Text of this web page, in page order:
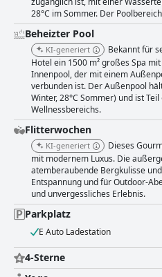
28°C im Sommer. Der
Beheizter Pool
KI-generiert
Bekannt für
Hotel ein 1500 m² großes Spa
Innenpool, der mit einem
verbunden ist. Der Außenpool
Winter, 28°C Sommer) und ist
Wellnessbereichs.
Flitterwochen
KI-generiert
Dieses
mit modernem Luxus. Die
atemberaubende Bergkulisse
Entspannung und für Outdoor-
und unvergessliches Erlebnis.
Parkplatz
E Auto Ladestation
4-Sterne